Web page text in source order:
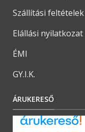
Szállítási feltételek
Elállási nyilatkozat
ÉMI
GY.I.K.
ÁRUKERESŐ